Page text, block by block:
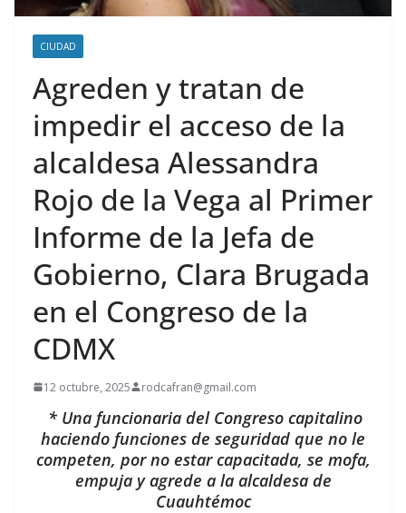
CIUDAD
Agreden y tratan de
impedir el acceso de la
alcaldesa Alessandra
Rojo de la Vega al Primer
Informe de la Jefa de
Gobierno, Clara Brugada
en el Congreso de la
CDMX
12 octubre, 2025 rodcafran@gmail.com
* Una funcionaria del Congreso capitalino
haciendo funciones de seguridad que no le
competen, por no estar capacitada, se mofa,
empuja y agrede a la alcaldesa de
Cuauhtémoc